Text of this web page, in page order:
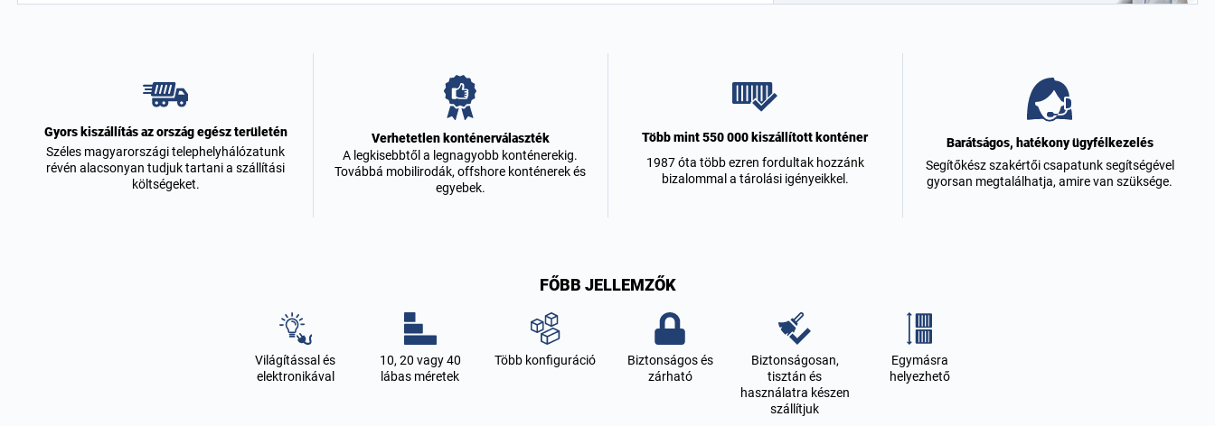
Gyors kiszállítás az ország egész területén
Széles magyarországi telephelyhálózatunk
révén alacsonyan tudjuk tartani a szállítási
költségeket.
Verhetetlen konténerválaszték
A legkisebbtől a legnagyobb konténerekig.
Továbbá mobilirodák, offshore konténerek és
egyebek.
Több mint 550 000 kiszállított konténer
1987 óta több ezren fordultak hozzánk
bizalommal a tárolási igényeikkel.
Barátságos, hatékony ügyfélkezelés
Segítőkész szakértői csapatunk segítségével
gyorsan megtalálhatja, amire van szüksége.
FŐBB JELLEMZŐK
Világítással és
elektronikával
10, 20 vagy 40
lábas méretek
Több konfiguráció
Biztonságos és
zárható
Biztonságosan,
tisztán és
használatra készen
szállítjuk
Egymásra
helyezhető